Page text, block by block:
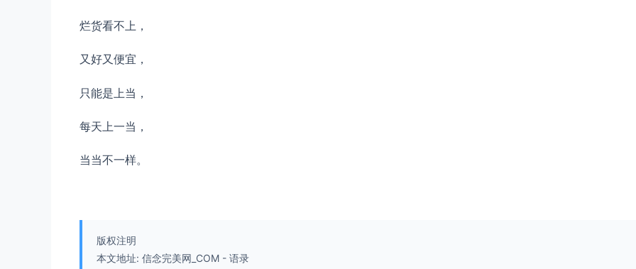
烂货看不上，
又好又便宜，
只能是上当，
每天上一当，
当当不一样。
版权注明
本文地址: 信念完美网_COM - 语录